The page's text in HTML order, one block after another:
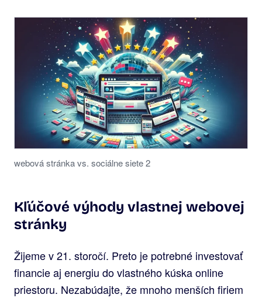
webová stránka vs. sociálne siete 2
Kľúčové výhody vlastnej webovej
stránky
Žijeme v 21. storočí. Preto je potrebné investovať
financie aj energiu do vlastného kúska online
priestoru. Nezabúdajte, že mnoho menších firiem